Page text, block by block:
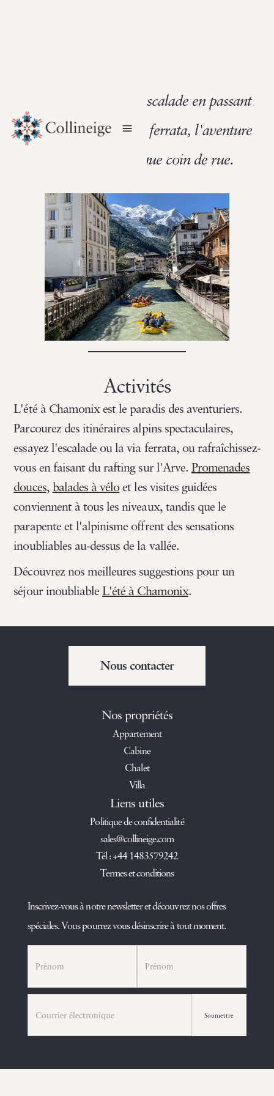
De la randonnée à l'escalade en passant
par le rafting et la via ferrata, l'aventure
vous attend à chaque coin de rue.
Activités
L'été à Chamonix est le paradis des aventuriers.
Parcourez des itinéraires alpins spectaculaires,
essayez l'escalade ou la via ferrata, ou rafraîchissez-
vous en faisant du rafting sur l'Arve. Promenades
douces, balades à véloet les visites guidées
conviennent à tous les niveaux, tandis que le
parapente et l'alpinisme offrent des sensations
inoubliables au-dessus de la vallée.
Découvrez nos meilleures suggestions pour un
séjour inoubliableL'été à Chamonix.
Nous contacter
Nos propriétés
Appartement
Cabine
Chalet
Villa
Liens utiles
Politique de confidentialité
sales@collineige.com
Tél : +44 1483579242
Termes et conditions
Inscrivez-vous à notre newsletter et découvrez nos offres
spéciales. Vous pourrez vous désinscrire à tout moment.